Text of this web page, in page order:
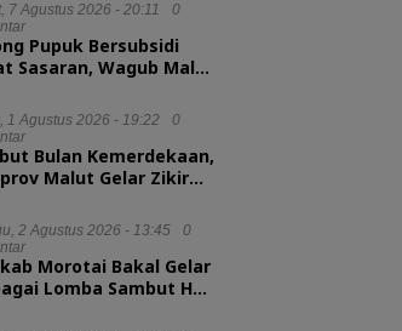
7 Agustus 2026 - 20:11
0
Pupuk Bersubsidi
Sasaran, Wagub Malut
1 Agustus 2026 - 19:22
0
Bulan Kemerdekaan,
Malut Gelar Zikir
2 Agustus 2026 - 13:45
0
Morotai Bakal Gelar
Lomba Sambut HUT